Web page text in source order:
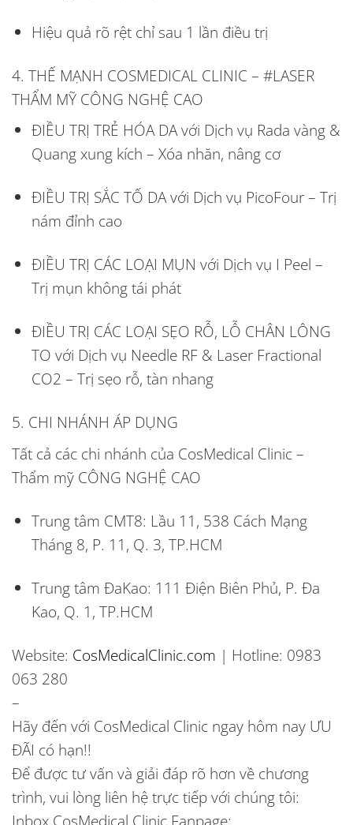
Hiệu quả rõ rệt chỉ sau 1 lần điều trị
4. THẾ MẠNH COSMEDICAL CLINIC – #LASER
THẨM MỸ CÔNG NGHỆ CAO
ĐIỀU TRỊ TRẺ HÓA DA với Dịch vụ Rada vàng &
Quang xung kích – Xóa nhăn, nâng cơ
ĐIỀU TRỊ SẮC TỐ DA với Dịch vụ PicoFour – Trị
nám đỉnh cao
ĐIỀU TRỊ CÁC LOẠI MỤN với Dịch vụ I Peel –
Trị mụn không tái phát
ĐIỀU TRỊ CÁC LOẠI SẸO RỖ, LỖ CHÂN LÔNG
TO với Dịch vụ Needle RF & Laser Fractional
CO2 – Trị sẹo rỗ, tàn nhang
5. CHI NHÁNH ÁP DỤNG
Tất cả các chi nhánh của CosMedical Clinic –
Thẩm mỹ CÔNG NGHỆ CAO
Trung tâm CMT8: Lầu 11, 538 Cách Mạng
Tháng 8, P. 11, Q. 3, TP.HCM
Trung tâm ĐaKao: 111 Điện Biên Phủ, P. Đa
Kao, Q. 1, TP.HCM
Website: CosMedicalClinic.com | Hotline: 0983
063 280
–
Hãy đến với CosMedical Clinic ngay hôm nay ƯU
ĐÃI có hạn!!
Để được tư vấn và giải đáp rõ hơn về chương
trình, vui lòng liên hệ trực tiếp với chúng tôi:
Inbox CosMedical Clinic Fanpage: